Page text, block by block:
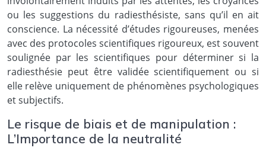
ou les suggestions du radiesthésiste, sans qu’il en ait
conscience. La nécessité d’études rigoureuses, menées
avec des protocoles scientifiques rigoureux, est souvent
soulignée par les scientifiques pour déterminer si la
radiesthésie peut être validée scientifiquement ou si
elle relève uniquement de phénomènes psychologiques
et subjectifs.
Le risque de biais et de manipulation :
L’Importance de la neutralité